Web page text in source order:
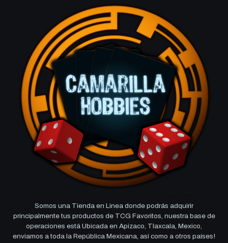
Somos una Tienda en Linea donde podrás adquirir
principalmente tus productos de TCG Favoritos, nuestra base de
operaciones está Ubicada en Apizaco, Tlaxcala, Mexico,
enviamos a toda la República Mexicana, así como a otros países!